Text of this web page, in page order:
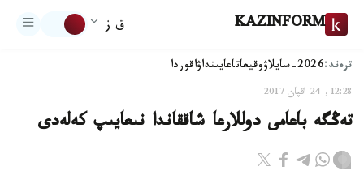
KAZINFORM ق ز
ترەند:2026-سايلاۋ وقيعاتاعايىنداۋاقوردا
12:28, 24 اقپان 2017
تەڭگە باعامى دوللارعا شاققاندا نىعايىپ كەلەدى